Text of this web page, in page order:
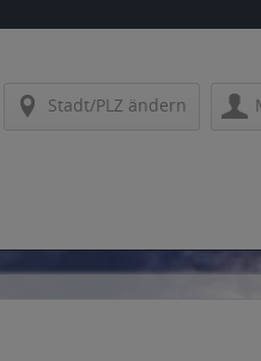
Stadt/PLZ ändern